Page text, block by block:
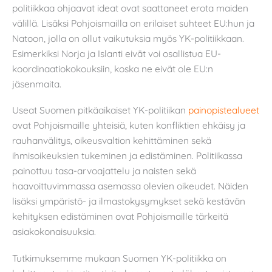
politiikkaa ohjaavat ideat ovat saattaneet erota maiden
välillä. Lisäksi Pohjoismailla on erilaiset suhteet EU:hun ja
Natoon, jolla on ollut vaikutuksia myös YK-politiikkaan.
Esimerkiksi Norja ja Islanti eivät voi osallistua EU-
koordinaatiokokouksiin, koska ne eivät ole EU:n
jäsenmaita.
Useat Suomen pitkäaikaiset YK-politiikan painopistealueet
ovat Pohjoismaille yhteisiä, kuten konfliktien ehkäisy ja
rauhanvälitys, oikeusvaltion kehittäminen sekä
ihmisoikeuksien tukeminen ja edistäminen. Politiikassa
painottuu tasa-arvoajattelu ja naisten sekä
haavoittuvimmassa asemassa olevien oikeudet. Näiden
lisäksi ympäristö- ja ilmastokysymykset sekä kestävän
kehityksen edistäminen ovat Pohjoismaille tärkeitä
asiakokonaisuuksia.
Tutkimuksemme mukaan Suomen YK-politiikka on